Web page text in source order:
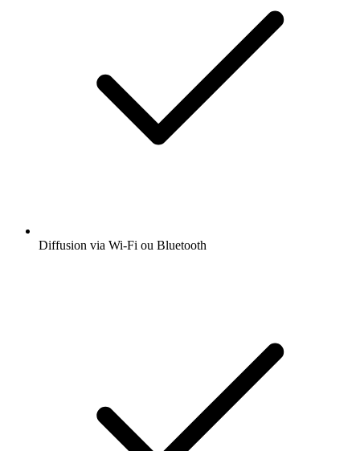
Diffusion via Wi-Fi ou Bluetooth